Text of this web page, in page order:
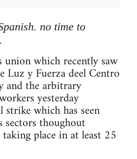
no time to
which recently saw
y Fuerza deel Centro
and the arbitrary
yesterday
which has seen
thoughout
place in at least 25